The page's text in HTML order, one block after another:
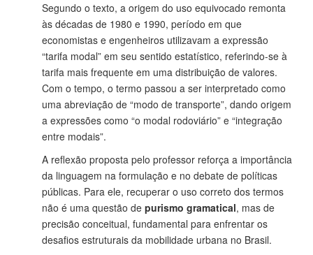
Segundo o texto, a origem do uso equivocado remonta
às décadas de 1980 e 1990, período em que
economistas e engenheiros utilizavam a expressão
“tarifa modal” em seu sentido estatístico, referindo-se à
tarifa mais frequente em uma distribuição de valores.
Com o tempo, o termo passou a ser interpretado como
uma abreviação de “modo de transporte”, dando origem
a expressões como “o modal rodoviário” e “integração
entre modais”.
A reflexão proposta pelo professor reforça a importância
da linguagem na formulação e no debate de políticas
públicas. Para ele, recuperar o uso correto dos termos
não é uma questão de purismo gramatical, mas de
precisão conceitual, fundamental para enfrentar os
desafios estruturais da mobilidade urbana no Brasil.